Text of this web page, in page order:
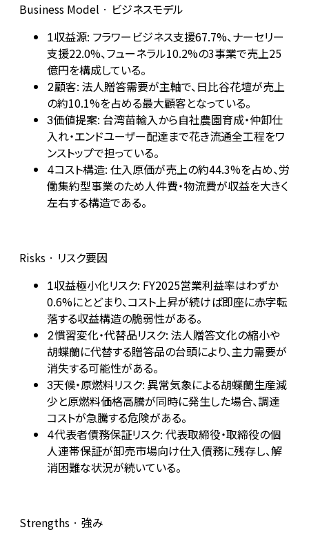
Business Model · ビジネスモデル
1収益源: フラワービジネス支援67.7%、ナーセリー
支援22.0%、フューネラル10.2%の3事業で売上25
億円を構成している。
2顧客: 法人贈答需要が主軸で、日比谷花壇が売上
の約10.1%を占める最大顧客となっている。
3価値提案: 台湾苗輸入から自社農園育成・仲卸仕
入れ・エンドユーザー配達まで花き流通全工程をワ
ンストップで担っている。
4コスト構造: 仕入原価が売上の約44.3%を占め、労
働集約型事業のため人件費・物流費が収益を大きく
左右する構造である。
Risks · リスク要因
1収益極小化リスク: FY2025営業利益率はわずか
0.6%にとどまり、コスト上昇が続けば即座に赤字転
落する収益構造の脆弱性がある。
2慣習変化・代替品リスク: 法人贈答文化の縮小や
胡蝶蘭に代替する贈答品の台頭により、主力需要が
消失する可能性がある。
3天候・原燃料リスク: 異常気象による胡蝶蘭生産減
少と原燃料価格高騰が同時に発生した場合、調達
コストが急騰する危険がある。
4代表者債務保証リスク: 代表取締役・取締役の個
人連帯保証が卸売市場向け仕入債務に残存し、解
消困難な状況が続いている。
Strengths · 強み